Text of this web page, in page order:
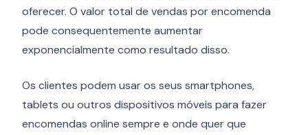
oferecer. O valor total de vendas por encomenda
pode consequentemente aumentar
exponencialmente como resultado disso.
Os clientes podem usar os seus smartphones,
tablets ou outros dispositivos móveis para fazer
encomendas online sempre e onde quer que